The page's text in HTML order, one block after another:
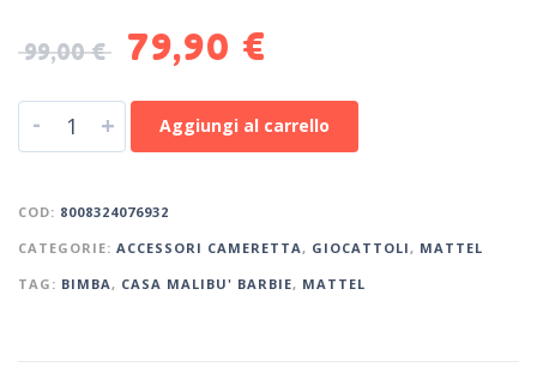
99,00€ 79,90 €
- + Aggiungi al carrello
COD: 8008324076932
CATEGORIE: ACCESSORI CAMERETTA , GIOCATTOLI , MATTEL
TAG: BIMBA , CASA MALIBU' BARBIE, MATTEL